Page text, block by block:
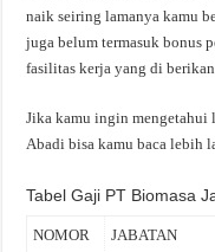
naik seiring lamanya kamu
juga belum termasuk bonus
fasilitas kerja yang di
Jika kamu ingin mengetahui
Abadi bisa kamu baca lebih
Tabel Gaji PT Biomasa
NOMOR JABATAN